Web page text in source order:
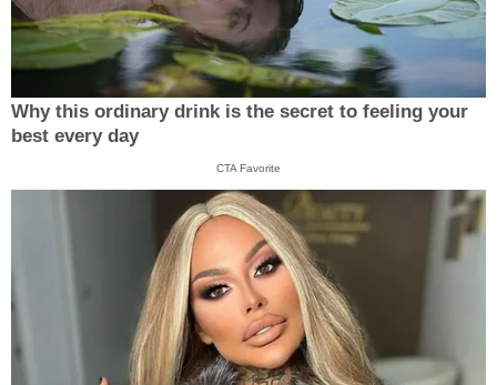
Why this ordinary drink is the secret to feeling your
best every day
CTA Favorite